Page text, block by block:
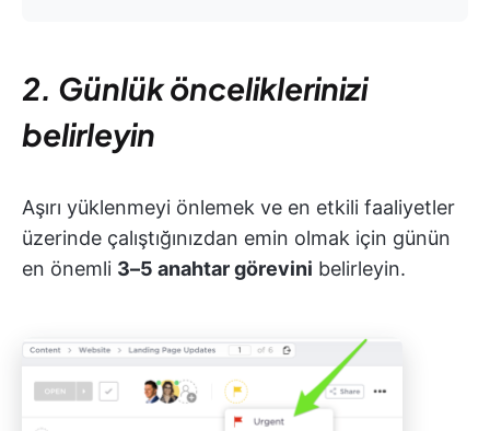
2. Günlük önceliklerinizi
belirleyin
Aşırı yüklenmeyi önlemek ve en etkili faaliyetler
üzerinde çalıştığınızdan emin olmak için günün
en önemli 3–5 anahtar görevini belirleyin.